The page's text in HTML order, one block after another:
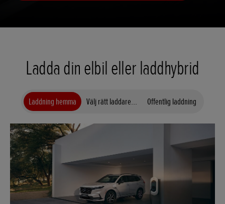
Ladda din elbil eller laddhybrid
Laddning hemma Välj rätt laddare... Offentlig laddning